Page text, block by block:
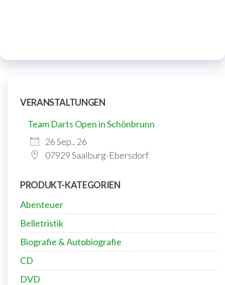
VERANSTALTUNGEN
Team Darts Open in Schönbrunn
26 Sep.. 26
07929 Saalburg-Ebersdorf
PRODUKT-KATEGORIEN
Abenteuer
Belletristik
Biografie & Autobiografie
CD
DVD